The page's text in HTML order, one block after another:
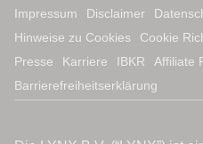
Impressum Disclaimer
Hinweise zu Cookies
Cookie
Presse
Karriere IBKR
Affiliate
Barrierefreiheitserklärung